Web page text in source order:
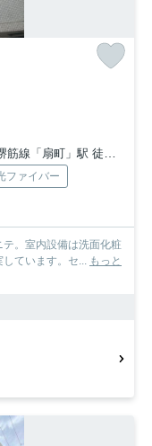
線「扇町」駅 徒歩3分
ファイバー
。室内設備は洗面化粧
ています。セ... もっと